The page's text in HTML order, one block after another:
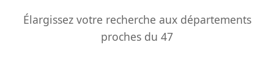
Élargissez votre recherche aux départements
proches du 47